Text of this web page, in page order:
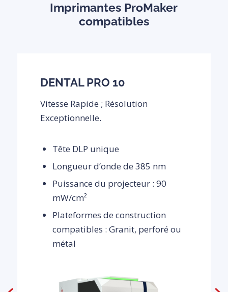
Imprimantes ProMaker
compatibles
DENTAL PRO 10
Vitesse Rapide ; Résolution
Exceptionnelle.
Tête DLP unique
Longueur d’onde de 385 nm
Puissance du projecteur : 90
mW/cm²
Plateformes de construction
compatibles : Granit, perforé ou
métal